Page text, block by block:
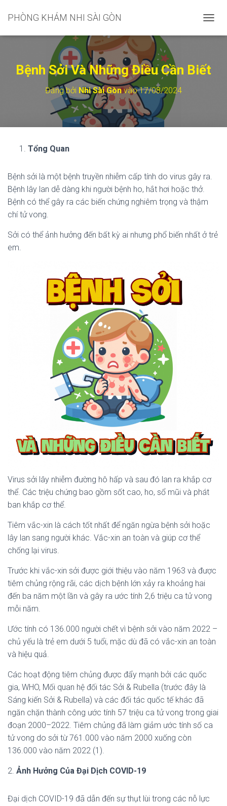
PHÒNG KHÁM NHI SÀI GÒN
H
Ể
N
C
Bệnh Sởi Và Những Điều Cần Biết
Đăng bởi Nhi Sài Gònvào17/08/2024
Tổng Quan
Bệnh sởi là một bệnh truyền nhiễm cấp tính do virus gây ra.
Bệnh lây lan dễ dàng khi người bệnh ho, hắt hơi hoặc thở.
Bệnh có thể gây ra các biến chứng nghiêm trọng và thậm
chí tử vong.
Sởi có thể ảnh hưởng đến bất kỳ ai nhưng phổ biến nhất ở trẻ
em.
Virus sởi lây nhiễm đường hô hấp và sau đó lan ra khắp cơ
thể. Các triệu chứng bao gồm sốt cao, ho, sổ mũi và phát
ban khắp cơ thể.
Tiêm vắc-xin là cách tốt nhất để ngăn ngừa bệnh sởi hoặc
lây lan sang người khác. Vắc-xin an toàn và giúp cơ thể
chống lại virus.
Trước khi vắc-xin sởi được giới thiệu vào năm 1963 và được
tiêm chủng rộng rãi, các dịch bệnh lớn xảy ra khoảng hai
đến ba năm một lần và gây ra ước tính 2,6 triệu ca tử vong
mỗi năm.
Ước tính có 136.000 người chết vì bệnh sởi vào năm 2022 –
chủ yếu là trẻ em dưới 5 tuổi, mặc dù đã có vắc-xin an toàn
và hiệu quả.
Các hoạt động tiêm chủng được đẩy mạnh bởi các quốc
gia, WHO, Mối quan hệ đối tác Sởi & Rubella (trước đây là
Sáng kiến ​​Sởi & Rubella) và các đối tác quốc tế khác đã
ngăn chặn thành công ước tính 57 triệu ca tử vong trong giai
đoạn 2000–2022. Tiêm chủng đã làm giảm ước tính số ca
tử vong do sởi từ 761.000 vào năm 2000 xuống còn
136.000 vào năm 2022 (1).
2. Ảnh Hưởng Của Đại Dịch COVID-19
Đại dịch COVID-19 đã dẫn đến sự thụt lùi trong các nỗ lực